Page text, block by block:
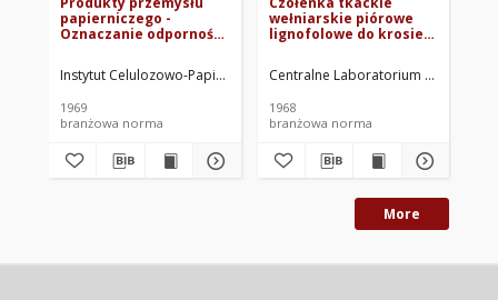
papierniczego -
Oznaczanie odporności
69/7308-15
Instytut Celulozowo-Papierniczy. Oprac.
1969
branżowa norma
wełniarskie piórowe
lignofolowe do krosien
Centralne Laboratorium
1968
branżowa norma
More